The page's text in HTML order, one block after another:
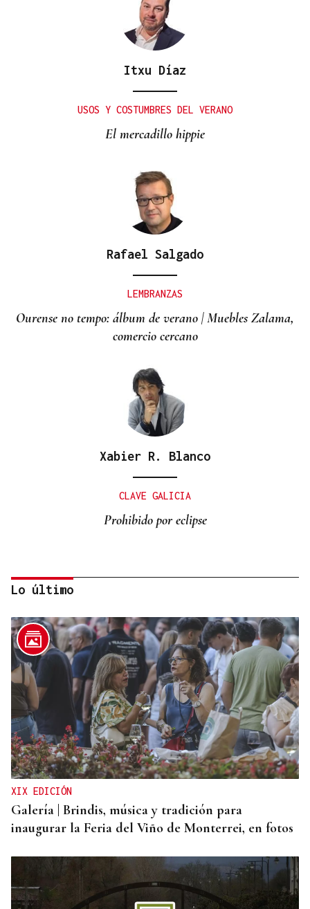
Itxu Díaz
USOS Y COSTUMBRES DEL VERANO
El mercadillo hippie
Rafael Salgado
LEMBRANZAS
Ourense no tempo: álbum de verano | Muebles Zalama,
comercio cercano
Xabier R. Blanco
CLAVE GALICIA
Prohibido por eclipse
Lalo Pavón
O AFIADOR
Un día haberá autobuses
Lo último
XIX EDICIÓN
Galería | Brindis, música y tradición para
inaugurar la Feria del Viño de Monterrei, en fotos